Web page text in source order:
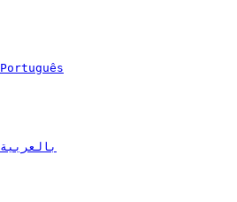
Português
بالعربية